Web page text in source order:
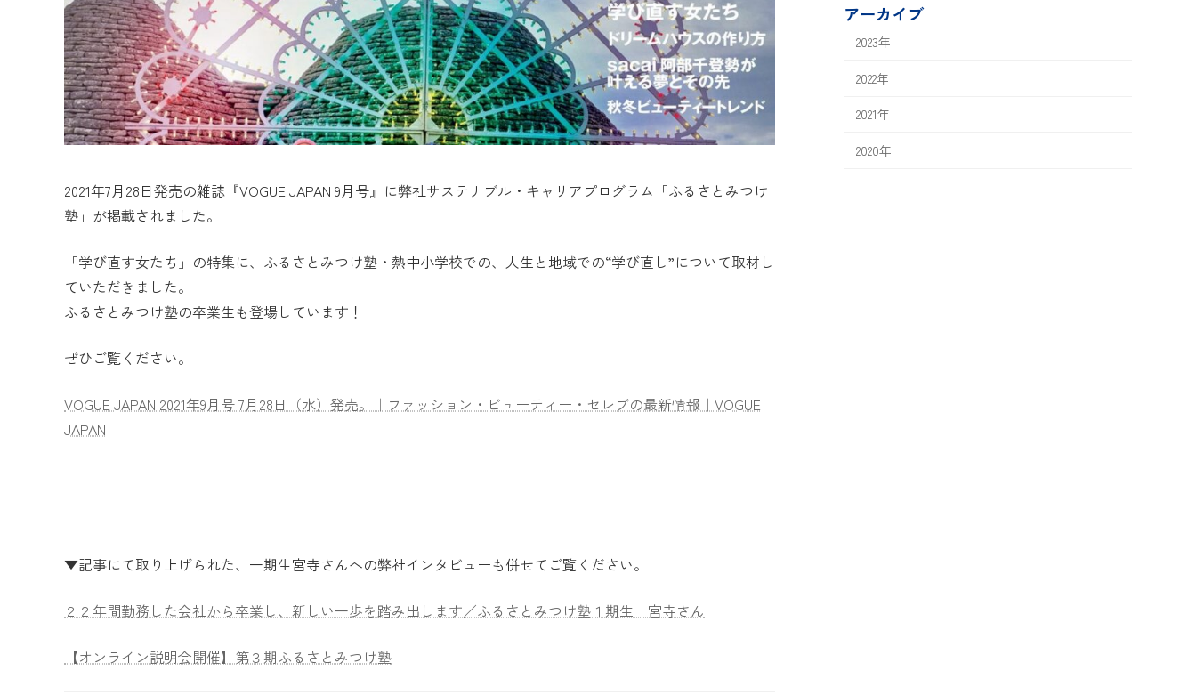
2021年7月28日発売の雑誌『VOGUE JAPAN 9月号』に弊社サステナブル・キャリアプログラム「ふるさとみつけ
塾」が掲載されました。
「学び直す女たち」の特集に、ふるさとみつけ塾・熱中小学校での、人生と地域での“学び直し”について取材し
ていただきました。
ふるさとみつけ塾の卒業生も登場しています！
ぜひご覧ください。
VOGUE JAPAN 2021年9月号 7月28日（水）発売。｜ファッション・ビューティー・セレブの最新情報｜VOGUE
JAPAN
▼記事にて取り上げられた、一期生宮寺さんへの弊社インタビューも併せてご覧ください。
２２年間勤務した会社から卒業し、新しい一歩を踏み出します／ふるさとみつけ塾１期生 宮寺さん
【オンライン説明会開催】第３期ふるさとみつけ塾
アーカイブ
2023年
2022年
2021年
2020年